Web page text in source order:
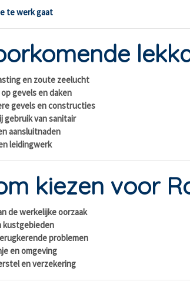
te werk gaat
en zoute zeelucht
gevels en daken
gevels en constructies
gebruik van sanitair
aansluitnaden
leidingwerk
kiezen voor
de werkelijke oorzaak
kustgebieden
problemen
en omgeving
en verzekering